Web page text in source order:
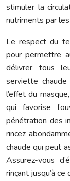
stimuler la
nutriments par
Le respect du
pour permettre
délivrer tous
serviette
l’effet du
qui favorise
pénétration des
rincez
chaude qui peut
Assurez-vous
rinçant jusqu’à ce